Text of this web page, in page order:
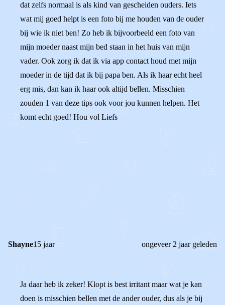
dat zelfs normaal is als kind van gescheiden ouders. Iets
wat mij goed helpt is een foto bij me houden van de ouder
bij wie ik niet ben! Zo heb ik bijvoorbeeld een foto van
mijn moeder naast mijn bed staan in het huis van mijn
vader. Ook zorg ik dat ik via app contact houd met mijn
moeder in de tijd dat ik bij papa ben. Als ik haar echt heel
erg mis, dan kan ik haar ook altijd bellen. Misschien
zouden 1 van deze tips ook voor jou kunnen helpen. Het
komt echt goed! Hou vol Liefs
Shayne15 jaar ongeveer 2 jaar geleden
Ja daar heb ik zeker! Klopt is best irritant maar wat je kan
doen is misschien bellen met de ander ouder, dus als je bij